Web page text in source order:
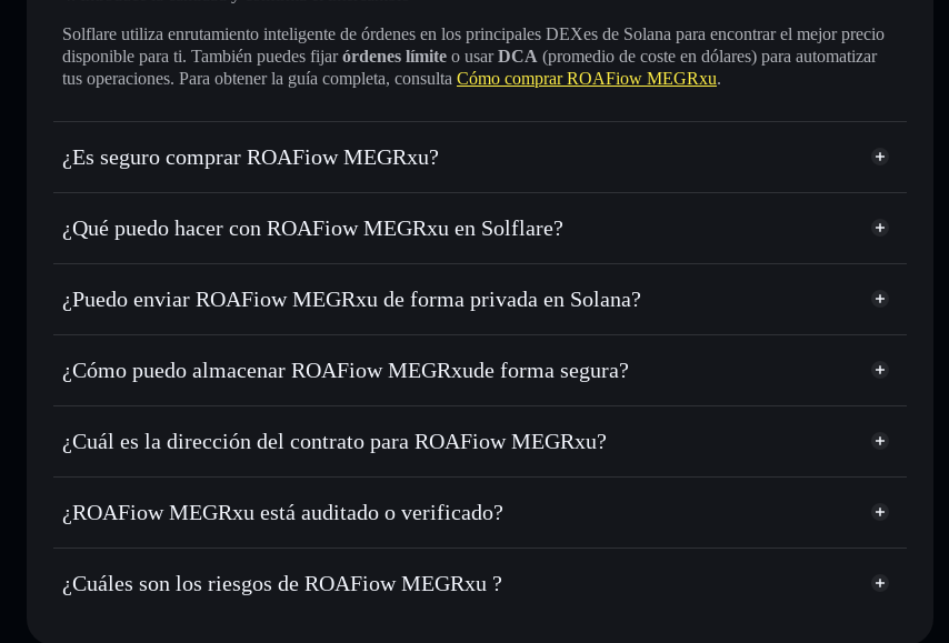
Solflare utiliza enrutamiento inteligente de órdenes en los principales DEXes de Solana para encontrar el mejor precio
disponible para ti. También puedes fijarórdenes límite o usarDCA (promedio de coste en dólares) para automatizar
tus operaciones. Para obtener la guía completa, consulta Cómo comprar ROAFiow MEGRxu.
¿Es seguro comprar ROAFiow MEGRxu?
ROAFiow MEGRxu no está verificado
¿Qué puedo hacer con ROAFiow MEGRxu en Solflare?
ROAFiow MEGRxu
cartera de Solflare
Intercambiar al instante: operar con WCORAVA para SOL, USDC o miles de otros tokens de Solana con
Utilizar DCA: promedio de coste en dólares en WCORAVA a lo largo del tiempo
Enviar de forma privada: transferir WCORAVA sin vincular públicamente las carteras usando el agregador de
privacidad integrado de Solflare
Holdear de forma segura: almacenar WCORAVA en una cartera sin custodia donde tú controla tus claves privadas
¿Puedo enviar ROAFiow MEGRxu de forma privada en Solana?
agregador de privacidad
¿Cómo puedo almacenar ROAFiow MEGRxude forma segura?
ROAFiow MEGRxu cartera sin custodia Solflare
¿Cuál es la dirección del contrato para ROAFiow MEGRxu?
ROAFiow MEGRxu
GpRiZTDvhigvd17NZCSQbTjQ3r66AA9kMngLQn6V92kb
Solflare
¿ROAFiow MEGRxu está auditado o verificado?
ROAFiow MEGRxu no está verificado actualmente
¿Cuáles son los riesgos de ROAFiow MEGRxu ?